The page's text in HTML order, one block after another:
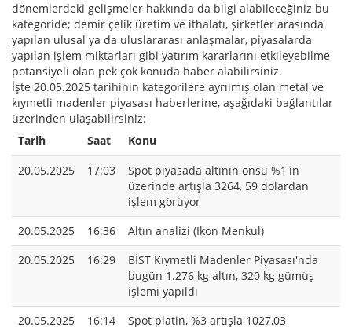
dönemlerdeki gelişmeler hakkında da bilgi alabileceğiniz bu
kategoride; demir çelik üretim ve ithalatı, şirketler arasında
yapılan ulusal ya da uluslararası anlaşmalar, piyasalarda
yapılan işlem miktarları gibi yatırım kararlarını etkileyebilme
potansiyeli olan pek çok konuda haber alabilirsiniz.
İşte 20.05.2025 tarihinin kategorilere ayrılmış olan metal ve
kıymetli madenler piyasası haberlerine, aşağıdaki bağlantılar
üzerinden ulaşabilirsiniz:
Tarih
Saat
Konu
20.05.2025
17:03
Spot piyasada altının onsu %1'in
üzerinde artışla 3264, 59 dolardan
işlem görüyor
20.05.2025
16:36
Altın analizi (Ikon Menkul)
20.05.2025
16:29
BİST Kıymetli Madenler Piyasası'nda
bugün 1.276 kg altın, 320 kg gümüş
işlemi yapıldı
20.05.2025
16:14 Spot platin, %3 artışla 1027,03